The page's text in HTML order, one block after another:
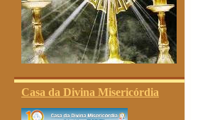
Casa da Divina Misericórdia